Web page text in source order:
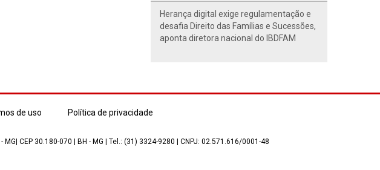
Herança digital exige regulamentação e
desafia Direito das Famílias e Sucessões,
aponta diretora nacional do IBDFAM
de uso Política de privacidade
CEP 30.180-070 | BH - MG | Tel.: (31) 3324-9280 | CNPJ: 02.571.616/0001-48